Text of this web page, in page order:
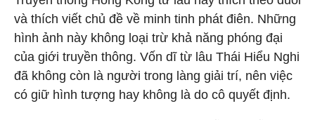
và thích viết chủ đề về minh tinh phát điên. Những
hình ảnh này không loại trừ khả năng phóng đại
của giới truyền thông. Vốn dĩ từ lâu Thái Hiểu Nghi
đã không còn là người trong làng giải trí, nên việc
có giữ hình tượng hay không là do cô quyết định.